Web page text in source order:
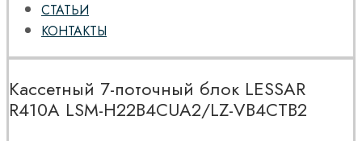
СТАТЬИ
КОНТАКТЫ
Кассетный 7-поточный блок LESSAR
R410A LSM-H22B4CUA2/LZ-VB4CТВ2